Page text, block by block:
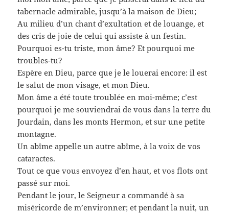
tabernacle admirable, jusqu’à la maison de Dieu;
Au milieu d’un chant d’exultation et de louange, et
des cris de joie de celui qui assiste à un festin.
Pourquoi es-tu triste, mon âme? Et pourquoi me
troubles-tu?
Espère en Dieu, parce que je le louerai encore: il est
le salut de mon visage, et mon Dieu.
Mon âme a été toute troublée en moi-même; c’est
pourquoi je me souviendrai de vous dans la terre du
Jourdain, dans les monts Hermon, et sur une petite
montagne.
Un abîme appelle un autre abîme, à la voix de vos
cataractes.
Tout ce que vous envoyez d’en haut, et vos flots ont
passé sur moi.
Pendant le jour, le Seigneur a commandé à sa
miséricorde de m’environner; et pendant la nuit, un